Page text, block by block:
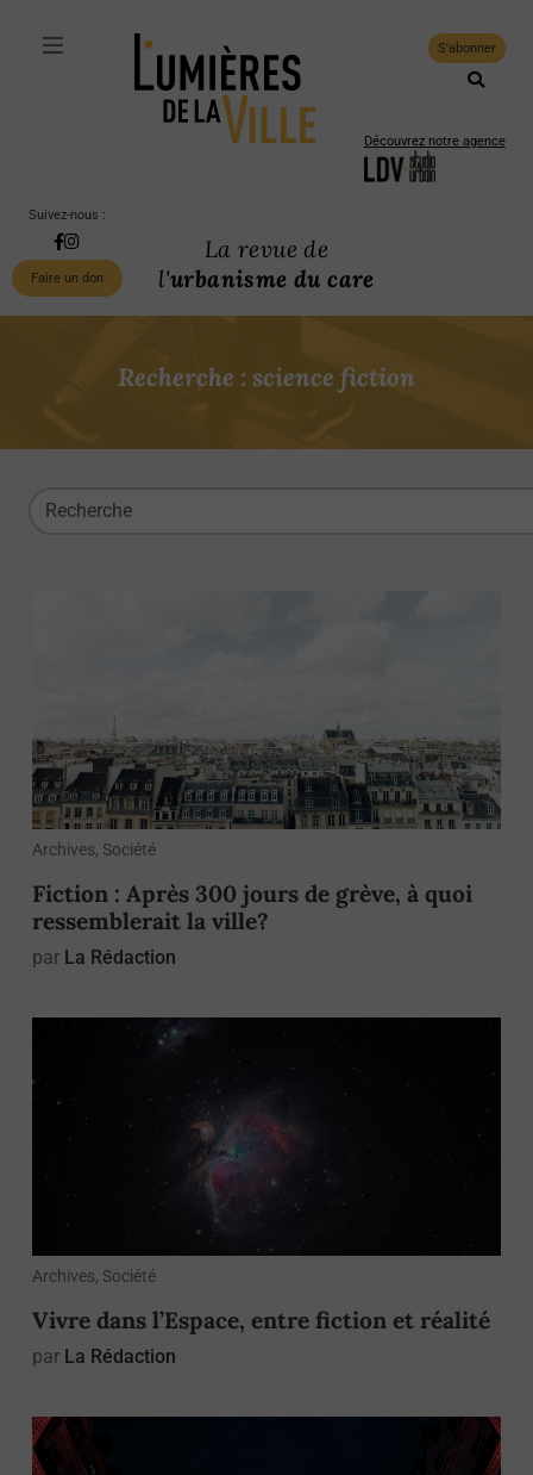
S'abonner
Découvrez notre agence
Suivez-nous :
Faire un don
La revue de
l'urbanisme du care
Recherche : science fiction
Archives, Société
Fiction : Après 300 jours de grève, à quoi
ressemblerait la ville?
par La Rédaction
Archives, Société
Vivre dans l’Espace, entre fiction et réalité
par La Rédaction